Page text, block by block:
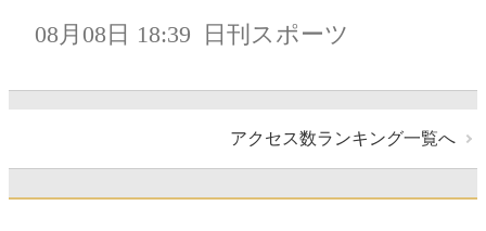
08月08日 18:39 日刊スポーツ
アクセス数ランキング一覧へ